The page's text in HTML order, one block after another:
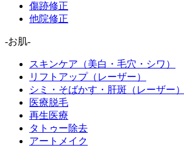
傷跡修正
他院修正
-お肌-
スキンケア（美白・毛穴・シワ）
リフトアップ（レーザー）
シミ・そばかす・肝斑（レーザー）
医療脱毛
再生医療
タトゥー除去
アートメイク